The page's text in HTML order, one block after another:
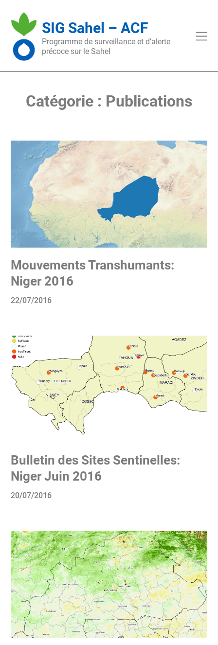
content
SIG Sahel – ACF
Programme de surveillance et d’alerte
précoce sur le Sahel
Catégorie : Publications
Mouvements Transhumants:
Niger 2016
22/07/2016
Bulletin des Sites Sentinelles:
Niger Juin 2016
20/07/2016